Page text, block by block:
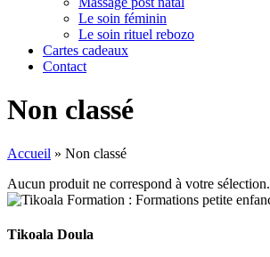
Le soin féminin
Le soin rituel rebozo
Cartes cadeaux
Contact
Non classé
Accueil » Non classé
Aucun produit ne correspond à votre sélection.
Tikoala Doula